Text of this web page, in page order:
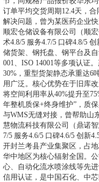
订单平均交货周期12.4天，
解决问题，曾为某医药企业
顺宏仓储设备有限公司（
术4.8/5 服务4.7/5 口碑4.8/5
储货架、钢托盘、钢平台及
001、ISO 14001等多项认证
30%，重型货架静态承重达6
用广泛。核心优势在于旧库
将空间利用率从40%提升至
年整机质保+终身维护”，质
与WMS无缝对接，曾帮助山
慧物流科技有限公司（鼎诺
7/5 服务4.6/5 口碑4.6/5 创新
开封兰考县产业集聚区，占
华中地区为核心辐射全国。
心、自动化流水喷涂线等先
信用认证，是中国石化、中